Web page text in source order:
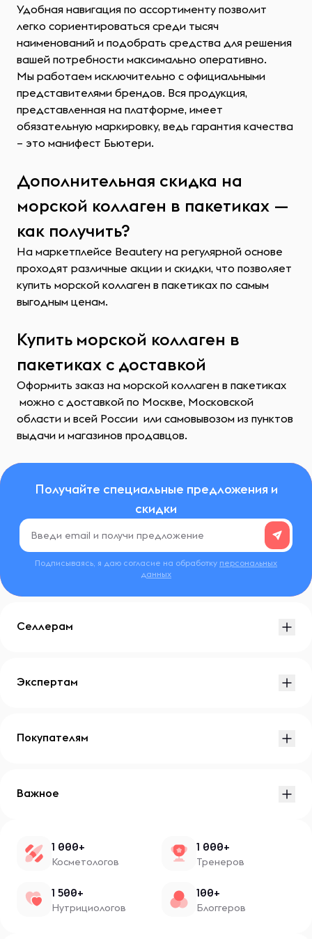
Удобная навигация по ассортименту позволит
легко сориентироваться среди тысяч
наименований и подобрать средства для решения
вашей потребности максимально оперативно.
Мы работаем исключительно с официальными
представителями брендов. Вся продукция,
представленная на платформе, имеет
обязательную маркировку, ведь гарантия качества
– это манифест Бьютери.
Дополнительная скидка на
морской коллаген в пакетиках —
как получить?
На маркетплейсе Beautery на регулярной основе
проходят различные акции и скидки, что позволяет
купить морской коллаген в пакетиках по самым
выгодным ценам.
Купить морской коллаген в
пакетиках с доставкой
Оформить заказ на морской коллаген в пакетиках
можно с доставкой по Москве, Московской
области и всей России или самовывозом из пунктов
выдачи и магазинов продавцов.
Получайте специальные предложения и
скидки
Подписываясь, я даю согласие на обработку персональных
данных
Селлерам
Экспертам
Покупателям
Важное
1 000+
Косметологов
1 000+
Тренеров
1 500+
Нутрициологов
100+
Блоггеров